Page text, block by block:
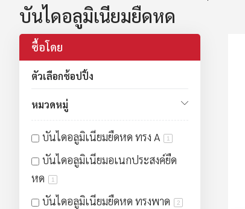
บันไดอลูมิเนียมยืดหด
ซื้อโดย
ตัวเลือกช้อปปิ้ง
หมวดหมู่
บันไดอลูมิเนียมยืดหด ทรง A 1
บันไดอลูมิเนียมอเนกประสงค์ยืด
หด
1
บันไดอลูมิเนียมยืดหด ทรงพาด 2